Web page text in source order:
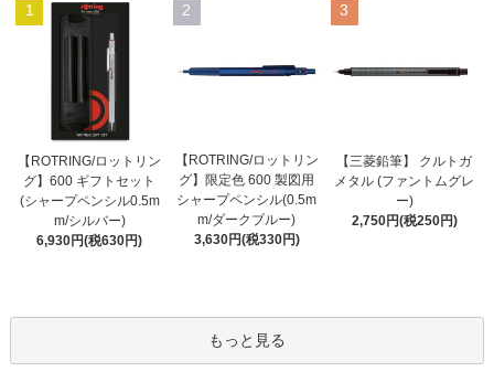
1
【ROTRING/ロットリン
グ】600 ギフトセット
(シャープペンシル0.5m
m/シルバー)
6,930円(税630円)
2
【ROTRING/ロットリン
グ】限定色 600 製図用
シャープペンシル(0.5m
m/ダークブルー)
3,630円(税330円)
3
【三菱鉛筆】 クルトガ
メタル (ファントムグレ
ー)
2,750円(税250円)
もっと見る